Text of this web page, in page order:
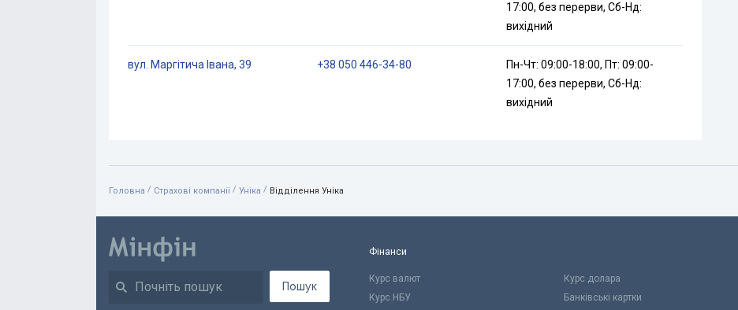
17:00, без перерви, Сб-Нд:
вихідний
вул. Маргітича Івана, 39 +38 050 446-34-80
Пн-Чт: 09:00-18:00, Пт: 09:00-
17:00, без перерви, Сб-Нд:
вихідний
Головна / Страхові компанії / Уніка / Відділення Уніка
Пошук
Фінанси
Курс валют Курс долара
Курс НБУ
Банківські картки